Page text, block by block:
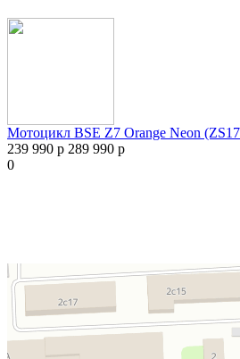
Мотоцикл BSE Z7 Orange Neon
239 990 р 289 990 р
0